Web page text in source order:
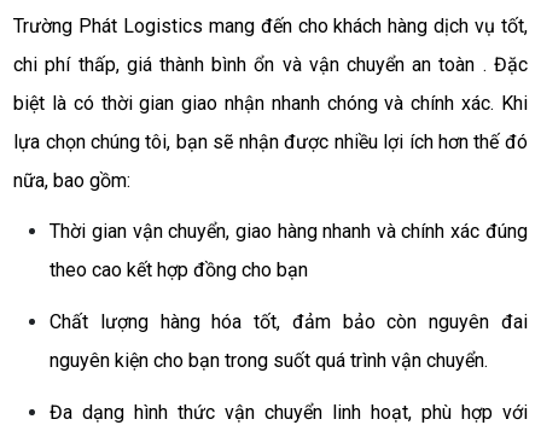
Trường Phát Logistics mang đến cho khách hàng dịch vụ tốt,
chi phí thấp, giá thành bình ổn và vận chuyển an toàn . Đặc
biệt là có thời gian giao nhận nhanh chóng và chính xác. Khi
lựa chọn chúng tôi, bạn sẽ nhận được nhiều lợi ích hơn thế đó
nữa, bao gồm:
Thời gian vận chuyển, giao hàng nhanh và chính xác đúng
theo cao kết hợp đồng cho bạn
Chất lượng hàng hóa tốt, đảm bảo còn nguyên đai
nguyên kiện cho bạn trong suốt quá trình vận chuyển.
Đa dạng hình thức vận chuyển linh hoạt, phù hợp với